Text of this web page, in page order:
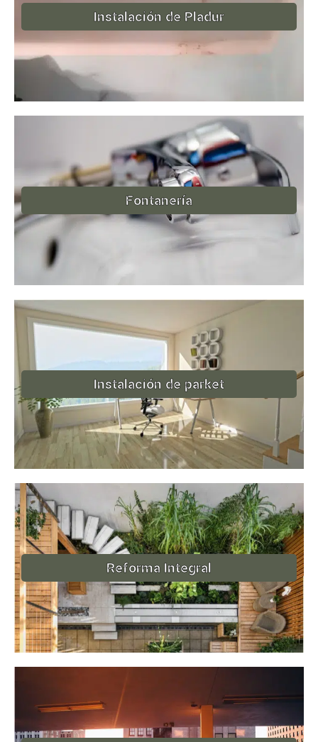
Instalación de Pladur
Fontanería
Instalación de parket
Reforma Integral